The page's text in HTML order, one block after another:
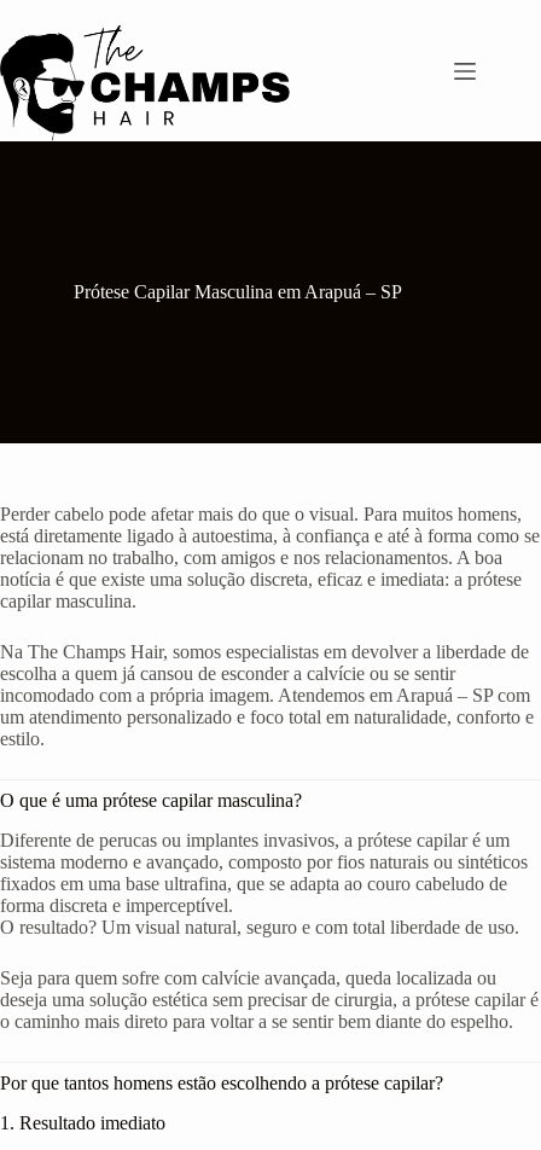
para
o
conteúdo
Prótese Capilar Masculina em Arapuá – SP
Perder cabelo pode afetar mais do que o visual. Para muitos homens,
está diretamente ligado à autoestima, à confiança e até à forma como se
relacionam no trabalho, com amigos e nos relacionamentos. A boa
notícia é que existe uma solução discreta, eficaz e imediata: a prótese
capilar masculina.
Na The Champs Hair, somos especialistas em devolver a liberdade de
escolha a quem já cansou de esconder a calvície ou se sentir
incomodado com a própria imagem. Atendemos em Arapuá – SP com
um atendimento personalizado e foco total em naturalidade, conforto e
estilo.
O que é uma prótese capilar masculina?
Diferente de perucas ou implantes invasivos, a prótese capilar é um
sistema moderno e avançado, composto por fios naturais ou sintéticos
fixados em uma base ultrafina, que se adapta ao couro cabeludo de
forma discreta e imperceptível.
O resultado? Um visual natural, seguro e com total liberdade de uso.
Seja para quem sofre com calvície avançada, queda localizada ou
deseja uma solução estética sem precisar de cirurgia, a prótese capilar é
o caminho mais direto para voltar a se sentir bem diante do espelho.
Por que tantos homens estão escolhendo a prótese capilar?
1. Resultado imediato